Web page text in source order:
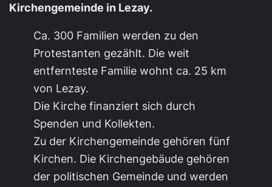
Kirchengemeinde in Lezay.
Ca. 300 Familien werden zu den
Protestanten gezählt. Die weit
entfernteste Familie wohnt ca. 25 km
von Lezay.
Die Kirche finanziert sich durch
Spenden und Kollekten.
Zu der Kirchengemeinde gehören fünf
Kirchen. Die Kirchengebäude gehören
der politischen Gemeinde und werden